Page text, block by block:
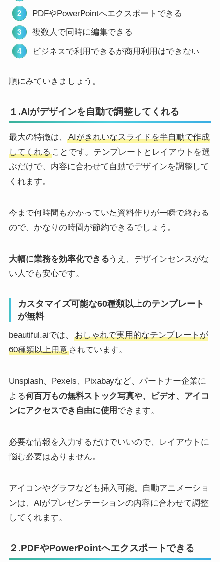
PDFやPowerPointへエクスポートできる
複数人で同時に編集できる
ビジネスで利用できるが商用利用はできない
順にみていきましょう。
１.AIがデザインを自動で調整してくれる
最大の特徴は、
AIがきれいなスライドを半自動で作成
してくれることです。テンプレートとレイアウトを選
ぶだけで、内容に合わせて自動でデザインを調整して
くれます。
今まで何時間もかかっていた資料作りが一瞬で終わる
ので、かなりの時間が節約できるでしょう。
大幅に業務を効率化できる うえ、デザインセンスがな
い人でも安心です。
カスタマイズ可能な60種類以上のテンプレート
が無料
beautiful.aiでは、
おしゃれで実用的なテンプレートが
60種類以上用意されています。
Unsplash、Pexels、Pixabayなど、パートナー企業に
よる何百万もの無料ストック写真や、ビデオ、アイコ
ンにアクセスでき自由に使用 できます。
必要な情報を入力するだけでいいので、レイアウトに
悩む必要はありません。
アイコンやグラフなども挿入可能。自動アニメーショ
ンは、AIがプレゼンテーションの内容に合わせて調整
してくれます。
２.PDFやPowerPointへエクスポートできる